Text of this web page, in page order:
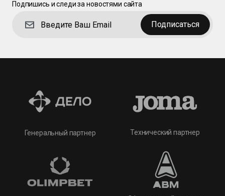
Подпишись и следи за новостями сайта
Подписаться
Генеральный партнер Технический партнер